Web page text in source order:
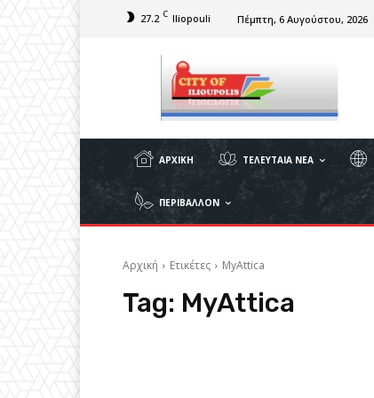
27.2 C Iliopouli Πέμπτη, 6 Αυγούστου, 2026
ΑΡΧΙΚΉ ΤΕΛΕΥΤΑΊΑ ΝΈΑ
ΠΕΡΙΒΆΛΛΟΝ
Αρχική Ετικέτες MyAttica
Tag: MyAttica